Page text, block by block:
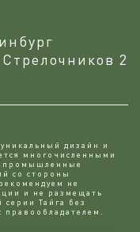
2
дизайн и
многочисленными
промышленные
со стороны
не
и не размещать
Тайга без
правообладателем.